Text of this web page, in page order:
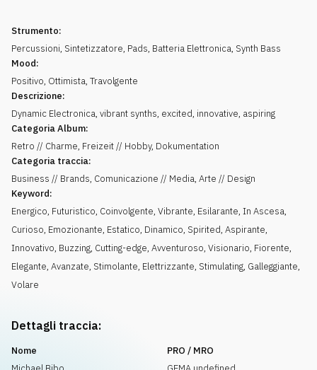
Strumento:
Percussioni, Sintetizzatore, Pads, Batteria Elettronica, Synth Bass
Mood:
Positivo, Ottimista, Travolgente
Descrizione:
Dynamic Electronica, vibrant synths, excited, innovative, aspiring
Categoria Album:
Retro // Charme, Freizeit // Hobby, Dokumentation
Categoria traccia:
Business // Brands, Comunicazione // Media, Arte // Design
Keyword:
Energico, Futuristico, Coinvolgente, Vibrante, Esilarante, In Ascesa,
Curioso, Emozionante, Estatico, Dinamico, Spirited, Aspirante,
Innovativo, Buzzing, Cutting-edge, Avventuroso, Visionario, Fiorente,
Elegante, Avanzate, Stimolante, Elettrizzante, Stimulating, Galleggiante,
Volare
Dettagli traccia:
Nome
PRO / MRO